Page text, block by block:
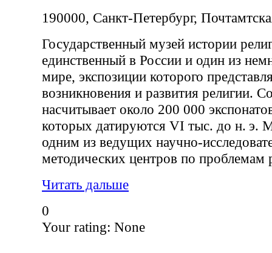
190000, Санкт-Петербург,
Государственный музей истории
единственный в России и один из
мире, экспозиции которого
возникновения и развития религии.
насчитывает около 200 000
которых датируются VI тыс. до н. э.
одним из ведущих научно-
методических центров по проблемам
Читать дальше
0
Your rating: None